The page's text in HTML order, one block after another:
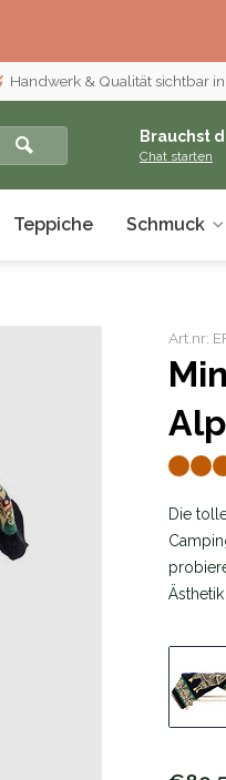
Handwerk & Qualität sichtbar in
Brauchst
Chat starten
Teppiche Schmuck
Art.nr:
Die
Ästhetik